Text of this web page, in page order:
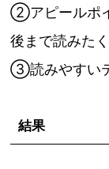
②アピールポ
後まで読みた
③読みやすい
結果